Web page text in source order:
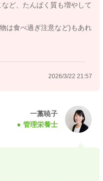
ど、たんぱく質も増やして
は食べ過ぎ注意など)もあれ
2026/3/22 21:57
一藁暁子
管理栄養士